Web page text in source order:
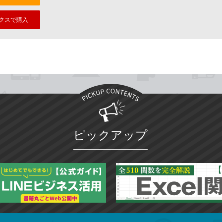
スで購入
ピックアップ